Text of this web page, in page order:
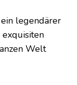
legendärer
exquisiten
Welt